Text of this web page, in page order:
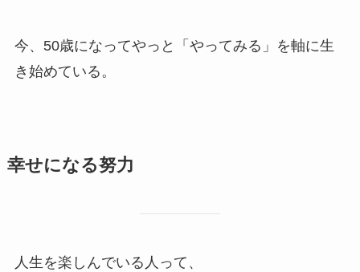
今、50歳になってやっと「やってみる」を軸に生
き始めている。
幸せになる努力
人生を楽しんでいる人って、